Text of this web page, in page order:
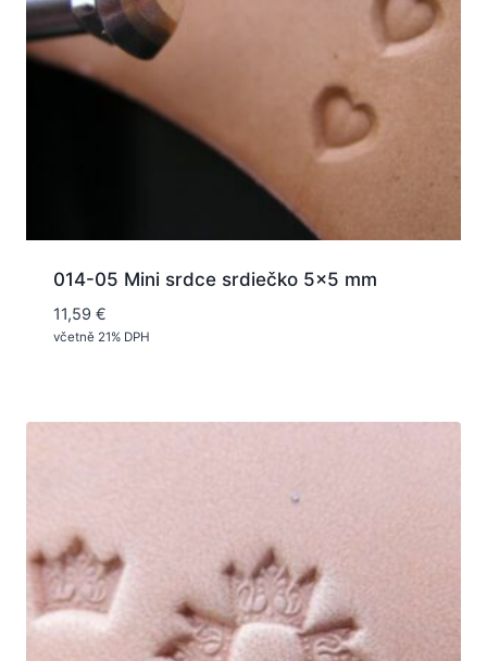
014-05 Mini srdce srdiečko 5×5 mm
11,59 €
včetně 21% DPH